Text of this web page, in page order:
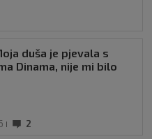
duša je pjevala s
Dinama, nije mi bilo
2